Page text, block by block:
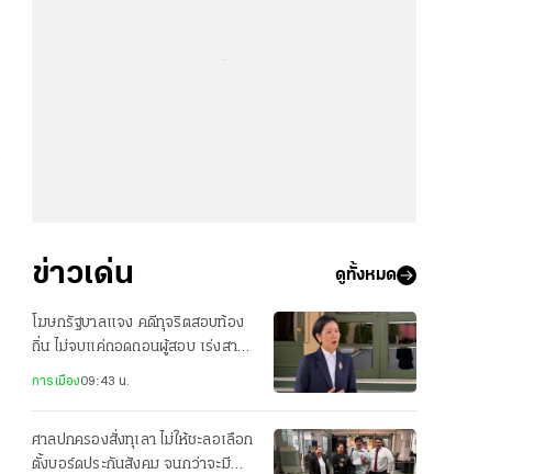
ข่าวเด่น ดูทั้งหมด
โฆษกรัฐบาลแจง คดีทุจริตสอบท้อง
ถิ่น ไม่จบแค่ถอดถอนผู้สอบ เร่งสาว
ถึงผู้ร่วมขบวนการทั้งหมด
การเมือง09:43 น.
ศาลปกครองสั่งทุเลา ไม่ให้ชะลอเลือก
ตั้งบอร์ดประกันสังคม จนกว่าจะมีคำ